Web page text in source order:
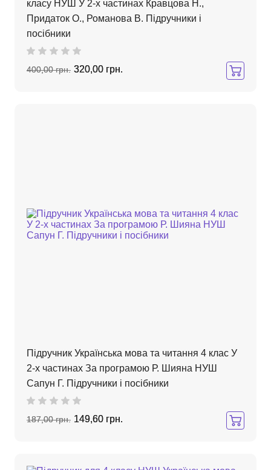
класу НУШ У 2-х частинах Кравцова Н.,
Придаток О., Романова В. Підручники і
посібники
400,00 грн. 320,00 грн.
Підручник Українська мова та читання 4 клас У
2-х частинах За програмою Р. Шияна НУШ
Сапун Г. Підручники і посібники
187,00 грн. 149,60 грн.